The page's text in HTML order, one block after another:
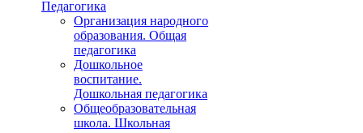
Педагогика
Организация народного
образования. Общая
педагогика
Дошкольное
воспитание.
Дошкольная педагогика
Общеобразовательная
школа. Школьная